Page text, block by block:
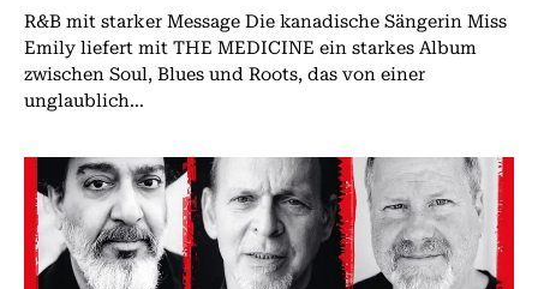
R&B mit starker Message Die kanadische Sängerin Miss
Emily liefert mit THE MEDICINE ein starkes Album
zwischen Soul, Blues und Roots, das von einer
unglaublich...